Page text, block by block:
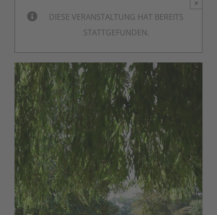
DIESE VERANSTALTUNG HAT BEREITS
STATTGEFUNDEN.
×